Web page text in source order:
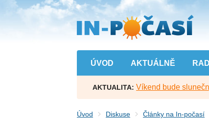
Přejít
na
hlavní
obsah
ÚVOD AKTUÁLNĚ
AKTUALITA: Víkend bude
Úvod Diskuse Články na In-počasí